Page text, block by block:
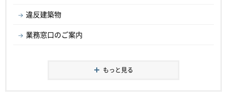
違反建築物
業務窓口のご案内
もっと見る